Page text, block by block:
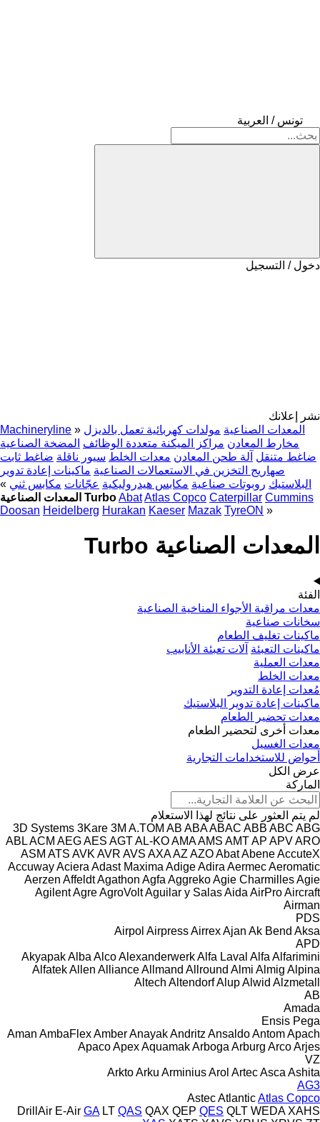
تونس / العربية
دخول / التسجيل
نشر إعلانك
Machineryline » المعدات الصناعية مولدات كهربائية تعمل بالديزل
مخارط المعادن مراكز الميكنة متعددة الوظائف المضخة الصناعية
ضاغط متنقل آلة طحن المعادن معدات الخلط سيور ناقلة ضاغط ثابت
صهاريج التخزين في الاستعمالات الصناعية ماكينات إعادة تدوير
البلاستيك روبوتات صناعية مكابس هيدروليكية عجّانات مكابس ثني »
المعدات الصناعية TurboAbatAtlas Copco Caterpillar Cummins
Doosan Heidelberg Hurakan Kaeser Mazak TyreON »
المعدات الصناعية Turbo
الفئة
معدات مراقبة الأجواء المناخية الصناعية
سخانات صناعية
ماكينات تغليف الطعام
ماكينات التعبئة آلات تعبئة الأنابيب
معدات العملية
معدات الخلط
مُعدات إعادة التدوير
ماكينات إعادة تدوير البلاستيك
معدات تحضير الطعام
معدات أخرى لتحضير الطعام
معدات الغسيل
أحواض للاستخدامات التجارية
عرض الكل
الماركة
لم يتم العثور على نتائج لهذا الاستعلام
3D Systems 3Kare 3M A.TOM AB ABAABAC ABB ABC ABG
ABLACM AEGAES AGTAL-KOAMAAMS AMTAP APVARO
ASM ATS AVK AVR AVS AXAAZ AZOAbatAbeneAccuteX
AccuwayAciera Adast Maxima AdigeAdira AermecAeromatic
Aerzen AffeldtAgathon Agfa AggrekoAgie CharmillesAgie
AgilentAgreAgroVoltAguilar y SalasAida AirProAircraft
Airman
PDS
Airpol AirpressAirrexAjan Ak Bend Aksa
APD
AkyapakAlba AlcoAlexanderwerkAlfa Laval Alfa Alfarimini
AlfatekAllen AllianceAllmand Allround Almi Almig Alpina
Altech AltendorfAlupAlwid Alzmetall
AB
Amada
Ensis Pega
Aman AmbaFlexAmberAnayakAndritz AnsaldoAntomApach
ApacoApexAquamakArboga Arburg ArcoArjes
VZ
ArktoArku ArminiusArol ArtecAsca Ashita
AG3
AstecAtlanticAtlas Copco
DrillAir E-Air GA LT QAS QAX QEP QES QLT WEDA XAHS